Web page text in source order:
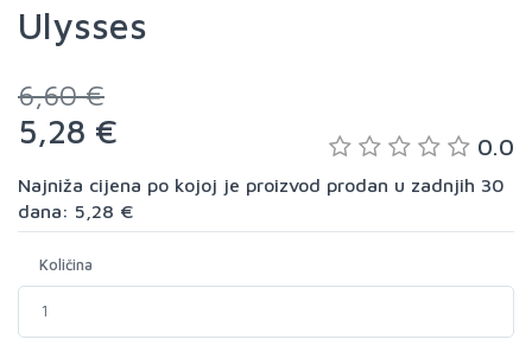
Ulysses
6,60 €
5,28 € 0.0
Najniža cijena po kojoj je proizvod prodan u zadnjih 30
dana: 5,28 €
Količina